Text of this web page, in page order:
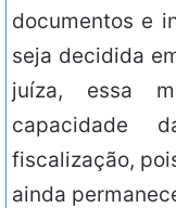
documentos e
seja decidida
juíza, essa
capacidade
fiscalização,
ainda